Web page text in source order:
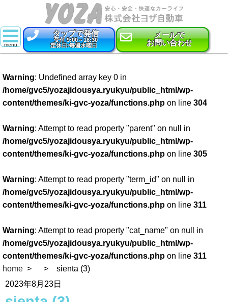
タップで発信
受付 9:00～18:30
定休日:毎週水曜日
メールで
お問い合わせ
新車
特選中古車
車検
点検・整備
コーティング
Warning: Undefined array key 0 in
/home/gvc5/yozajidousya.ryukyu/public_html/wp-
content/themes/ki-gvc-yoza/functions.php on line 304
Warning: Attempt to read property "parent" on null in
/home/gvc5/yozajidousya.ryukyu/public_html/wp-
content/themes/ki-gvc-yoza/functions.php on line 305
Warning: Attempt to read property "term_id" on null in
/home/gvc5/yozajidousya.ryukyu/public_html/wp-
content/themes/ki-gvc-yoza/functions.php on line 311
Warning: Attempt to read property "cat_name" on null in
/home/gvc5/yozajidousya.ryukyu/public_html/wp-
content/themes/ki-gvc-yoza/functions.php on line 311
home
sienta (3)
2023年8月23日